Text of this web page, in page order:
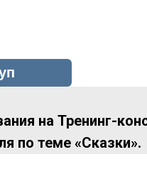
на Тренинг-
по теме «Сказки».